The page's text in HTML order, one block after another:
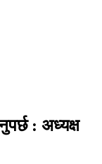
: अध्यक्ष